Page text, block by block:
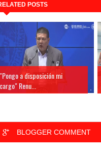
POSTS
"Pongo a disposición mi
cargo" Renu...
BLOGGER COMMENT